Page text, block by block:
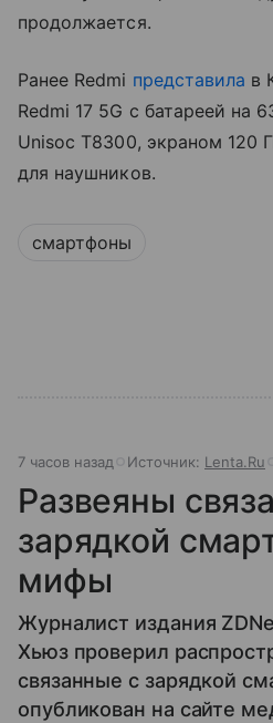
продолжается.
Ранее Redmi представила в
Redmi 17 5G с батареей на
Unisoc T8300, экраном 120
для наушников.
смартфоны
7 часов назад Источник: Lenta.Ru
Развеяны
зарядкой
мифы
Журналист издания
Хьюз проверил
связанные с зарядкой
опубликован на сайте